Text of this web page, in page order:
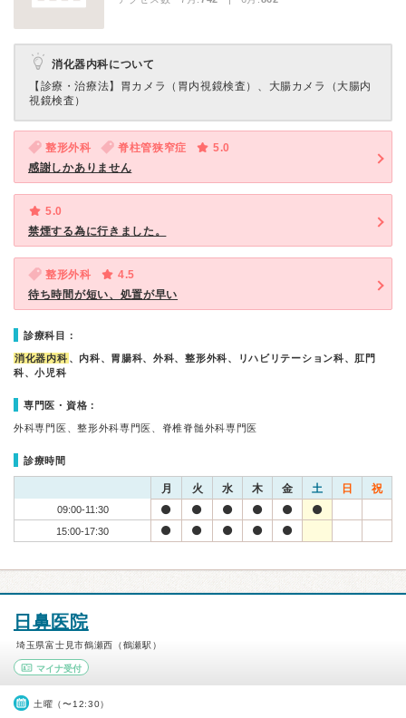
消化器内科について
【診療・治療法】 胃カメラ（胃内視鏡検査）、大腸カメラ（大腸内
視鏡検査）
整形外科 脊柱管狭窄症
5.0
感謝しかありません
5.0
禁煙する為に行きました。
整形外科
4.5
待ち時間が短い、処置が早い
診療科目：
消化器内科 、内科、胃腸科、外科、整形外科、リハビリテーション科、肛門
科、小児科
専門医・資格：
外科専門医、整形外科専門医、脊椎脊髄外科専門医
診療時間
月 火 水 木 金 土 日 祝
09:00-11:30
15:00-17:30
日鼻医院
埼玉県富士見市鶴瀬西（鶴瀬駅）
マイナ受付
土曜（〜12:30）